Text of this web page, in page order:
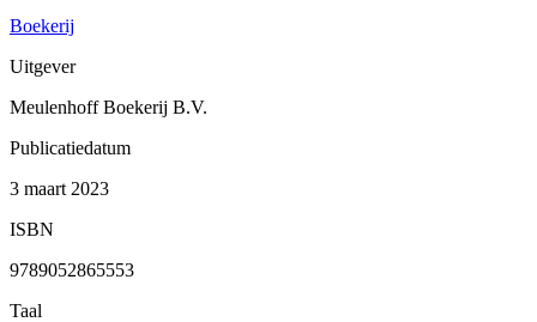
Boekerij
Uitgever
Meulenhoff Boekerij B.V.
Publicatiedatum
3 maart 2023
ISBN
9789052865553
Taal